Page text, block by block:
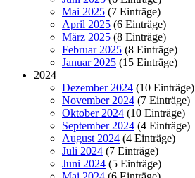
Mai 2025 (7 Einträge)
April 2025 (6 Einträge)
März 2025 (8 Einträge)
Februar 2025 (8 Einträge)
Januar 2025 (15 Einträge)
2024
Dezember 2024 (10 Einträge)
November 2024 (7 Einträge)
Oktober 2024 (10 Einträge)
September 2024 (4 Einträge)
August 2024 (4 Einträge)
Juli 2024 (7 Einträge)
Juni 2024 (5 Einträge)